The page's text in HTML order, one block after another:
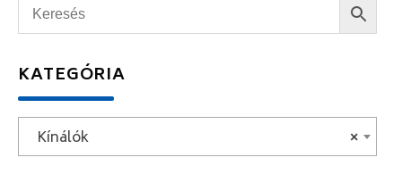
KATEGÓRIA
×
Kínálók